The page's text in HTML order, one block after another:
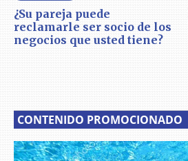
¿Su pareja puede
reclamarle ser socio de los
negocios que usted tiene?